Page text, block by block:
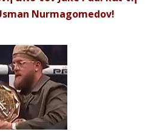
Nurmagomedov!